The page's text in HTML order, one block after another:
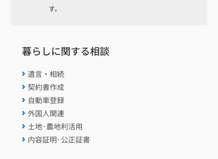
す。
暮らしに関する相談
 遺言・相続
 契約書作成
 自動車登録
 外国人関連
 土地･農地利活用
 内容証明･公正証書